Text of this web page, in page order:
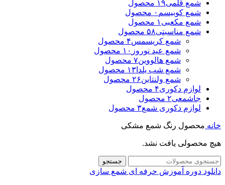
شمع قلمی۱۹ محصول
شمع کوبیسم ۰ محصول
شمع مکعبی ۱ محصول
شمع مناسبتی۵۸ محصول
شمع کریسمس۴ محصول
شمع عید نوروز ۱۰ محصول
شمع هالووین۷ محصول
شمع شب یلدا ۱۳ محصول
شمع ولنتاین۲۶ محصول
لوازم دکوری۴ محصول
جاشمعی۲ محصول
لوازم دکوری شمع۳ محصول
خانه محصول رنگ شمع مشکی
هیچ محصولی یافت نشد.
جستجو
دانلود دوره آموزش حرفه ای شمع سازی